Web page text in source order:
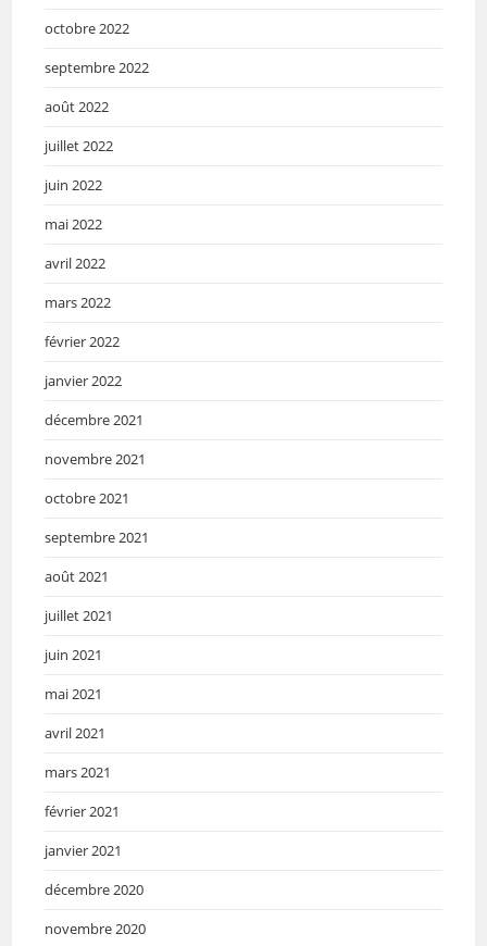
octobre 2022
septembre 2022
août 2022
juillet 2022
juin 2022
mai 2022
avril 2022
mars 2022
février 2022
janvier 2022
décembre 2021
novembre 2021
octobre 2021
septembre 2021
août 2021
juillet 2021
juin 2021
mai 2021
avril 2021
mars 2021
février 2021
janvier 2021
décembre 2020
novembre 2020